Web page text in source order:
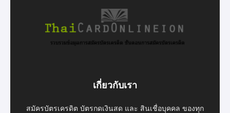
เกี่ยวกับเรา
สมัครบัตรเครดิต บัตรกดเงินสด และ สินเชื่อบุคคล ของทุก